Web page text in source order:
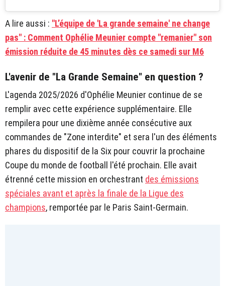
A lire aussi : "L’équipe de 'La grande semaine' ne change
pas" : Comment Ophélie Meunier compte "remanier" son
émission réduite de 45 minutes dès ce samedi sur M6
L'avenir de "La Grande Semaine" en question ?
L'agenda 2025/2026 d'Ophélie Meunier continue de se
remplir avec cette expérience supplémentaire. Elle
rempilera pour une dixième année consécutive aux
commandes de "Zone interdite" et sera l'un des éléments
phares du dispositif de la Six pour couvrir la prochaine
Coupe du monde de football l'été prochain. Elle avait
étrenné cette mission en orchestrant des émissions
spéciales avant et après la finale de la Ligue des
champions, remportée par le Paris Saint-Germain.